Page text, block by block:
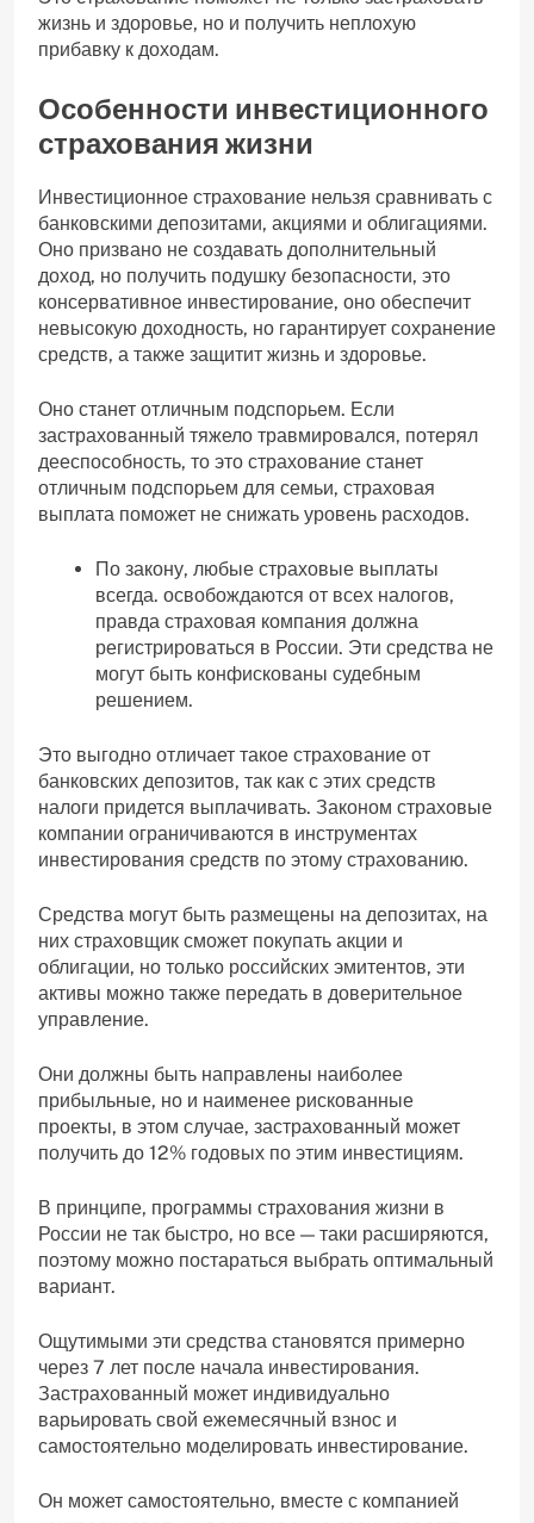
жизнь и здоровье, но и получить неплохую
прибавку к доходам.
Особенности инвестиционного
страхования жизни
Инвестиционное страхование нельзя сравнивать с
банковскими депозитами, акциями и облигациями.
Оно призвано не создавать дополнительный
доход, но получить подушку безопасности, это
консервативное инвестирование, оно обеспечит
невысокую доходность, но гарантирует сохранение
средств, а также защитит жизнь и здоровье.
Оно станет отличным подспорьем. Если
застрахованный тяжело травмировался, потерял
дееспособность, то это страхование станет
отличным подспорьем для семьи, страховая
выплата поможет не снижать уровень расходов.
По закону, любые страховые выплаты
всегда. освобождаются от всех налогов,
правда страховая компания должна
регистрироваться в России. Эти средства не
могут быть конфискованы судебным
решением.
Это выгодно отличает такое страхование от
банковских депозитов, так как с этих средств
налоги придется выплачивать. Законом страховые
компании ограничиваются в инструментах
инвестирования средств по этому страхованию.
Средства могут быть размещены на депозитах, на
них страховщик сможет покупать акции и
облигации, но только российских эмитентов, эти
активы можно также передать в доверительное
управление.
Они должны быть направлены наиболее
прибыльные, но и наименее рискованные
проекты, в этом случае, застрахованный может
получить до 12% годовых по этим инвестициям.
В принципе, программы страхования жизни в
России не так быстро, но все — таки расширяются,
поэтому можно постараться выбрать оптимальный
вариант.
Ощутимыми эти средства становятся примерно
через 7 лет после начала инвестирования.
Застрахованный может индивидуально
варьировать свой ежемесячный взнос и
самостоятельно моделировать инвестирование.
Он может самостоятельно, вместе с компанией